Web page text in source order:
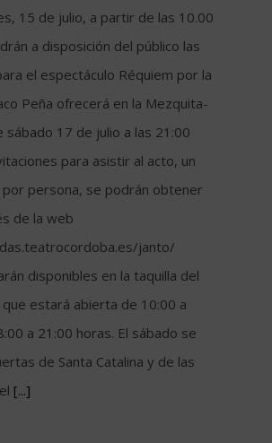
15 de julio, a partir de las 10.00
a disposición del público las
el espectáculo Réquiem por la
Peña ofrecerá en la Mezquita-
sábado 17 de julio a las 21:00
para asistir al acto, un
persona, se podrán obtener
de la web
janto/
disponibles en la taquilla del
estará abierta de 10:00 a
a 21:00 horas. El sábado se
de Santa Catalina y de las
[...]